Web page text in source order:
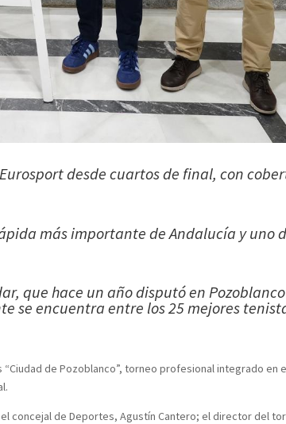
desde cuartos de final, con
más importante de Andalucía y uno
que hace un año disputó en
se encuentra entre los 25 mejores
de Pozoblanco”, torneo profesional integrado en
concejal de Deportes, Agustín Cantero; el director del